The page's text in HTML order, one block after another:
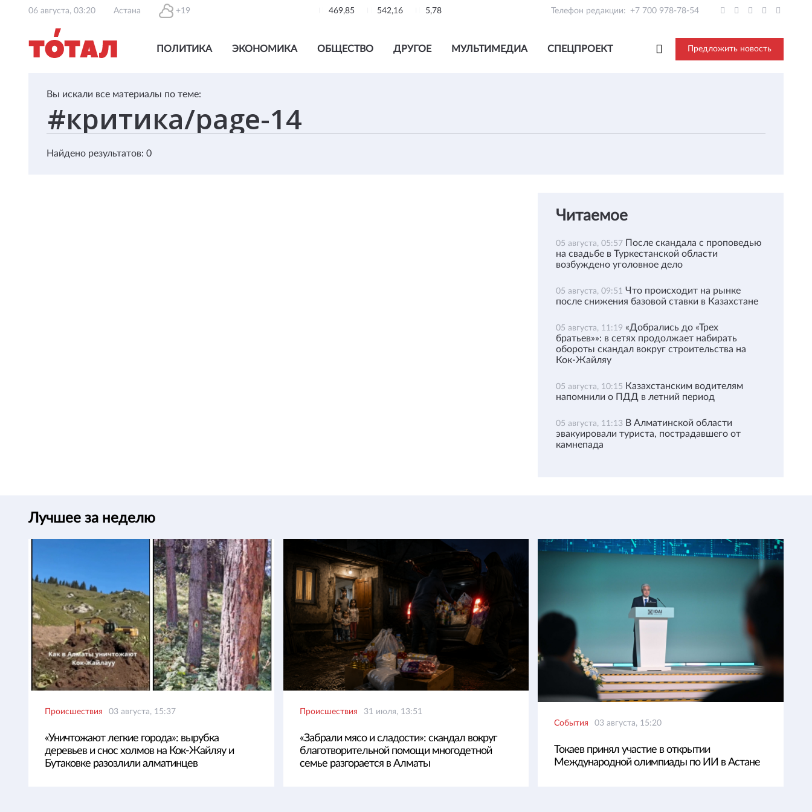
06 августа, 03:20 Астана +19 469,85 542,16 5,78 Телефон редакции: +7 700 978-78-54
ПОЛИТИКА ЭКОНОМИКА ОБЩЕСТВО ДРУГОЕ МУЛЬТИМЕДИА СПЕЦПРОЕКТ Предложить новость
Вы искали все материалы по теме:
Найдено результатов: 0
Читаемое
05 августа, 05:57 После скандала с проповедью
на свадьбе в Туркестанской области
возбуждено уголовное дело
05 августа, 09:51 Что происходит на рынке
после снижения базовой ставки в Казахстане
05 августа, 11:19 «Добрались до «Трех
братьев»»: в сетях продолжает набирать
обороты скандал вокруг строительства на
Кок-Жайляу
05 августа, 10:15 Казахстанским водителям
напомнили о ПДД в летний период
05 августа, 11:13 В Алматинской области
эвакуировали туриста, пострадавшего от
камнепада
Лучшее за неделю
Происшествия 03 августа, 15:37
«Уничтожают легкие города»: вырубка
деревьев и снос холмов на Кок-Жайляу и
Бутаковке разозлили алматинцев
Происшествия 31 июля, 13:51
«Забрали мясо и сладости»: скандал вокруг
благотворительной помощи многодетной
семье разгорается в Алматы
События 03 августа, 15:20
Токаев принял участие в открытии
Международной олимпиады по ИИ в Астане